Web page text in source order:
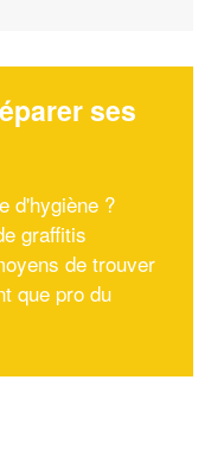
ses
d'hygiène ?
graffitis
de trouver
que pro du